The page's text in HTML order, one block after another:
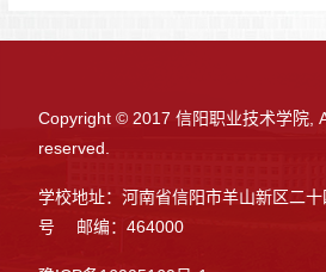
Copyright © 2017 信阳职业技术学院,
reserved.
学校地址：河南省信阳市羊山新区二
号 邮编：464000